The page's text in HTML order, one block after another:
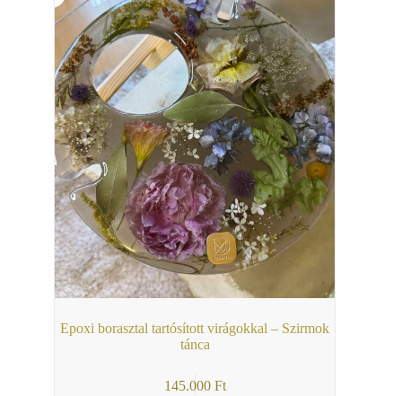
Epoxi borasztal tartósított virágokkal – Szirmok
tánca
145.000 Ft